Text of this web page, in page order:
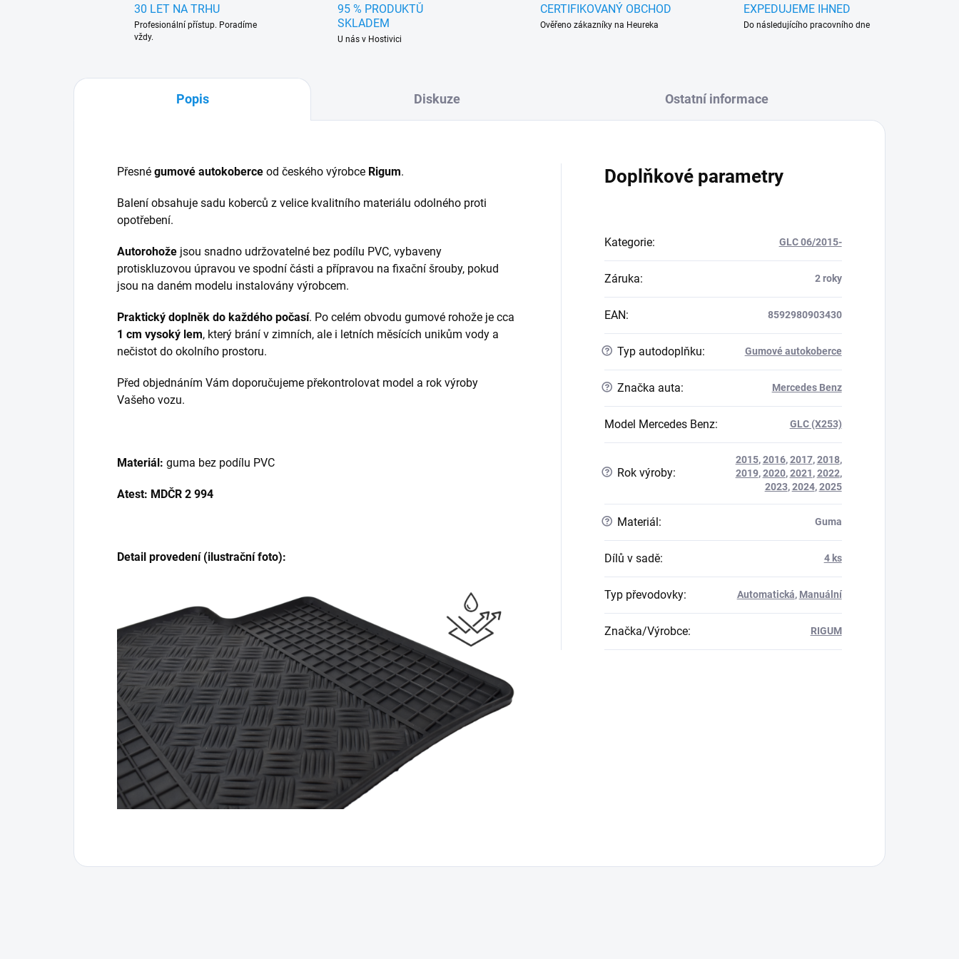
30 LET NA TRHU
Profesionální přístup. Poradíme
vždy.
95 % PRODUKTŮ
SKLADEM
U nás v Hostivici
CERTIFIKOVANÝ OBCHOD
Ověřeno zákazníky na Heureka
EXPEDUJEME IHNED
Do následujícího pracovního dne
Popis Diskuze Ostatní informace
Přesné gumové autokoberce od českého výrobce Rigum.
Balení obsahuje sadu koberců z velice kvalitního materiálu odolného proti
opotřebení.
Autorohože jsou snadno udržovatelné bez podílu PVC, vybaveny
protiskluzovou úpravou ve spodní části a přípravou na fixační šrouby, pokud
jsou na daném modelu instalovány výrobcem.
Praktický doplněk do každého počasí. Po celém obvodu gumové rohože je cca
1 cm vysoký lem, který brání v zimních, ale i letních měsících unikům vody a
nečistot do okolního prostoru.
Před objednáním Vám doporučujeme překontrolovat model a rok výroby
Vašeho vozu.
Materiál: guma bez podílu PVC
Atest: MDČR 2 994
Detail provedení (ilustrační foto):
Doplňkové parametry
Kategorie: GLC 06/2015-
Záruka: 2 roky
EAN: 8592980903430
? Typ autodoplňku: Gumové autokoberce
? Značka auta: Mercedes Benz
Model Mercedes Benz: GLC (X253)
? Rok výroby:
2015,2016,2017,2018,
2019,2020,2021,2022,
2023,2024,2025
? Materiál : Guma
Dílů v sadě: 4 ks
Typ převodovky: Automatická, Manuální
Značka/Výrobce: RIGUM